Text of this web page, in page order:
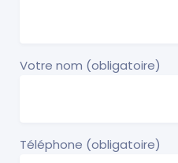
Votre nom (obligatoire)
Téléphone (obligatoire)